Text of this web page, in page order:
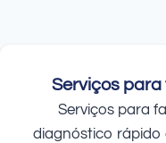
Serviços para
Serviços para
diagnóstico rápido